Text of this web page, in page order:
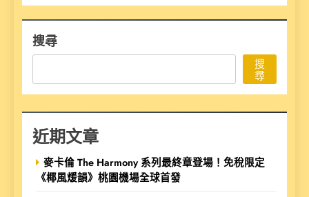
搜尋
搜
尋
近期文章
麥卡倫 The Harmony 系列最終章登場！免稅限定
《椰風煖韻》桃園機場全球首發